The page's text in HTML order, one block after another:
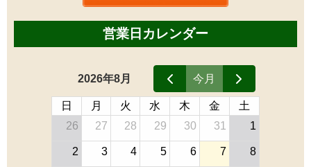
営業日カレンダー
2026年8月 今月
日 月 火 水 木 金
土
26
27 28 29 30 31 1
2 3 4 5 6 7 8